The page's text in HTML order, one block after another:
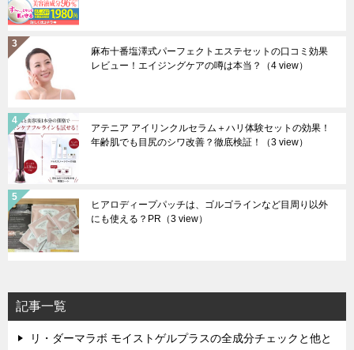
麻布十番塩澤式パーフェクトエステセットの口コミ効果
レビュー！エイジングケアの噂は本当？
（4 view）
アテニア アイリンクルセラム＋ハリ体験セットの効果！
年齢肌でも目尻のシワ改善？徹底検証！
（3 view）
ヒアロディープパッチは、ゴルゴラインなど目周り以外
にも使える？PR （3 view）
記事一覧
リ・ダーマラボ モイストゲルプラスの全成分チェックと他と